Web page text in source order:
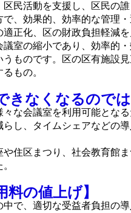
民活動を支援し、区民の
、効果的、効率的な管理
正化、区の財政負担軽減を
議室の縮小であり、効率的
ものです。区の区有施設
もの。
きなくなるので
な会議室を利用可能とな
し、タイムシェアなどの
住区まつり、社会教育館
料の値上げ】
で、適切な受益者負担の導